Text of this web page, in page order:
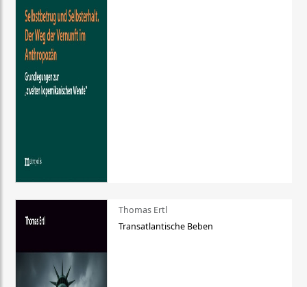
Thomas Ertl
Transatlantische Beben